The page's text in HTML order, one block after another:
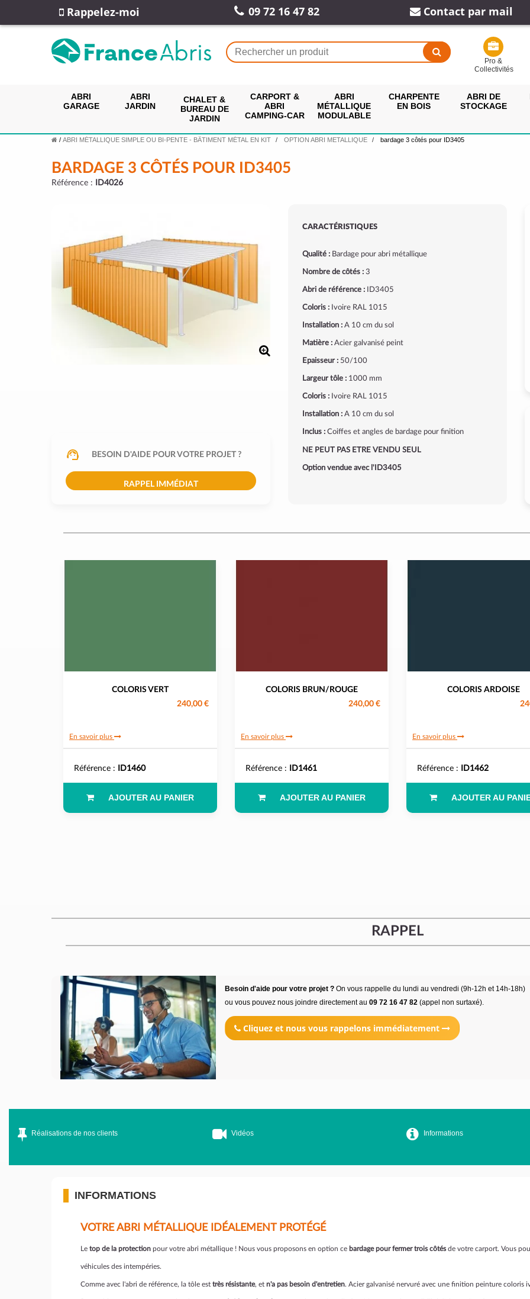
Rappelez-moi 09 72 16 47 82 Contact par mail
Pro &
Collectivités
ABRI
GARAGE
ABRI
JARDIN
CHALET &
BUREAU DE
JARDIN
CARPORT &
ABRI
CAMPING-CAR
ABRI
MÉTALLIQUE
MODULABLE
CHARPENTE
EN BOIS
ABRI DE
STOCKAGE
/ ABRI MÉTALLIQUE SIMPLE OU BI-PENTE - BÂTIMENT MÉTAL EN KIT OPTION ABRI METALLIQUE bardage 3 côtés pour ID3405
BARDAGE 3 CÔTÉS POUR ID3405
Référence : ID4026
BESOIN D'AIDE POUR VOTRE PROJET ?
RAPPEL IMMÉDIAT
CARACTÉRISTIQUES
Qualité :Bardage pour abri métallique
Nombre de côtés :3
Abri de référence :ID3405
Coloris :Ivoire RAL 1015
Installation :A 10 cm du sol
Matière :Acier galvanisé peint
Epaisseur :50/100
Largeur tôle :1000 mm
Coloris :Ivoire RAL 1015
Installation :A 10 cm du sol
Inclus :Coiffes et angles de bardage pour finition
NE PEUT PAS ETRE VENDU SEUL
Option vendue avec l'ID3405
COLORIS VERT
240,00 €
En savoir plus
Référence : ID1460
AJOUTER AU PANIER
COLORIS BRUN/ROUGE
240,00 €
En savoir plus
Référence : ID1461
AJOUTER AU PANIER
COLORIS ARDOISE
En savoir plus
Référence : ID1462
AJOUTER AU
RAPPEL
Besoin d'aide pour votre projet ?On vous rappelle du lundi au vendredi (9h-12h et 14h-18h)
ou vous pouvez nous joindre directement au 09 72 16 47 82(appel non surtaxé).
Cliquez et nous vous rappelons immédiatement
Réalisations de nos clients Vidéos Informations
INFORMATIONS
VOTRE ABRI MÉTALLIQUE IDÉALEMENT PROTÉGÉ
Le top de la protection pour votre abri métallique ! Nous vous proposons en option ce bardage pour fermer trois côtésde votre carport. Vous
véhicules des intempéries.
Comme avec l'abri de référence, la tôle est très résistante, et n'a pas besoin d'entretien. Acier galvanisé nervuré avec une finition peinture coloris